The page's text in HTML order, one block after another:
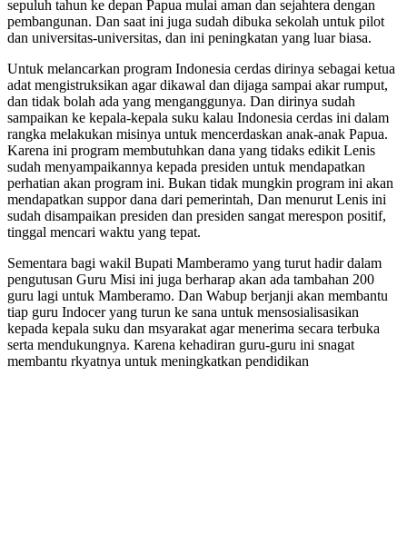
sepuluh tahun ke depan Papua mulai aman dan sejahtera dengan
pembangunan. Dan saat ini juga sudah dibuka sekolah untuk pilot
dan universitas-universitas, dan ini peningkatan yang luar biasa.
Untuk melancarkan program Indonesia cerdas dirinya sebagai ketua
adat mengistruksikan agar dikawal dan dijaga sampai akar rumput,
dan tidak bolah ada yang menganggunya. Dan dirinya sudah
sampaikan ke kepala-kepala suku kalau Indonesia cerdas ini dalam
rangka melakukan misinya untuk mencerdaskan anak-anak Papua.
Karena ini program membutuhkan dana yang tidaks edikit Lenis
sudah menyampaikannya kepada presiden untuk mendapatkan
perhatian akan program ini. Bukan tidak mungkin program ini akan
mendapatkan suppor dana dari pemerintah, Dan menurut Lenis ini
sudah disampaikan presiden dan presiden sangat merespon positif,
tinggal mencari waktu yang tepat.
Sementara bagi wakil Bupati Mamberamo yang turut hadir dalam
pengutusan Guru Misi ini juga berharap akan ada tambahan 200
guru lagi untuk Mamberamo. Dan Wabup berjanji akan membantu
tiap guru Indocer yang turun ke sana untuk mensosialisasikan
kepada kepala suku dan msyarakat agar menerima secara terbuka
serta mendukungnya. Karena kehadiran guru-guru ini snagat
membantu rkyatnya untuk meningkatkan pendidikan